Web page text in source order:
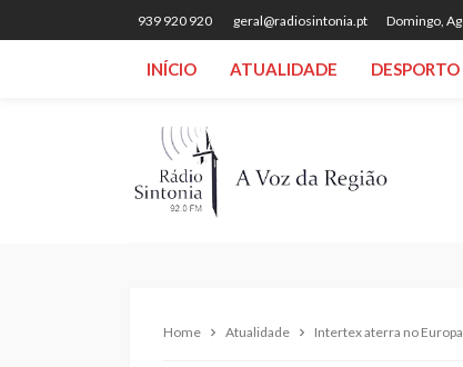
939 920 920 geral@radiosintonia.pt Domingo,
INÍCIO ATUALIDADE DESPORTO
Home Atualidade Intertex aterra no